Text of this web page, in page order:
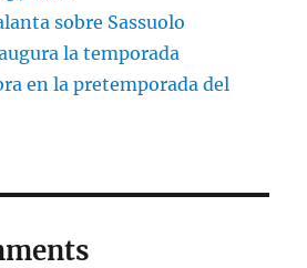
sobre Sassuolo
la temporada
en la pretemporada del